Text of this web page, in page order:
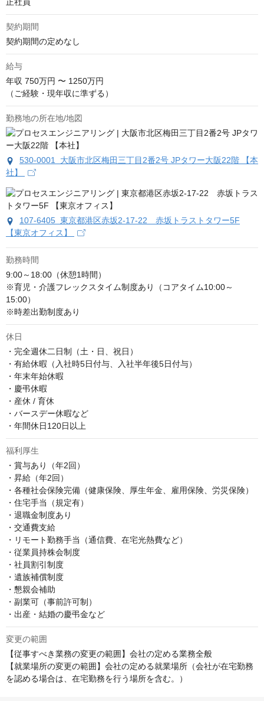
正社員
契約期間
契約期間の定めなし
給与
年収 750万円 〜 1250万円
（ご経験・現年収に準ずる）
勤務地の所在地/地図
530-0001 大阪市北区梅田三丁目2番2号 JPタワー大阪22階 【本
社】
107-6405 東京都港区赤坂2-17-22 赤坂トラストタワー5F
【東京オフィス】
勤務時間
9:00～18:00（休憩1時間）
※育児・介護フレックスタイム制度あり（コアタイム10:00～
15:00）
※時差出勤制度あり
休日
・完全週休二日制（土・日、祝日）
・有給休暇（入社時5日付与、入社半年後5日付与）
・年末年始休暇
・慶弔休暇
・産休 / 育休
・バースデー休暇など
・年間休日120日以上
福利厚生
・賞与あり（年2回）
・昇給（年2回）
・各種社会保険完備（健康保険、厚生年金、雇用保険、労災保険）
・住宅手当（規定有）
・退職金制度あり
・交通費支給
・リモート勤務手当（通信費、在宅光熱費など）
・従業員持株会制度
・社員割引制度
・遺族補償制度
・懇親会補助
・副業可（事前許可制）
・出産・結婚の慶弔金など
変更の範囲
【従事すべき業務の変更の範囲】会社の定める業務全般
【就業場所の変更の範囲】会社の定める就業場所（会社が在宅勤務
を認める場合は、在宅勤務を行う場所を含む。）